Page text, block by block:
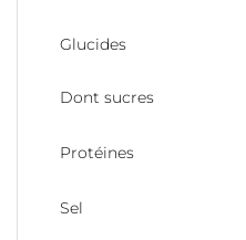
Glucides
Dont sucres
Protéines
Sel